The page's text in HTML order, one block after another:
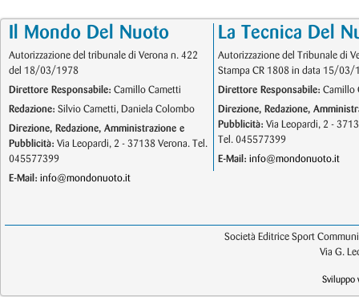
Il Mondo Del Nuoto
Autorizzazione del tribunale di Verona n. 422
del 18/03/1978
Direttore Responsabile: Camillo Cametti
Redazione: Silvio Cametti, Daniela Colombo
Direzione, Redazione, Amministrazione e
Pubblicità: Via Leopardi, 2 - 37138 Verona. Tel.
045577399
E-Mail: info@mondonuoto.it
La Tecnica Del
Autorizzazione del Tribunale di
Stampa CR 1808 in data 15/03/
Direttore Responsabile: Camillo
Direzione, Redazione,
Pubblicità: Via Leopardi, 2 -
Tel. 045577399
E-Mail: info@mondonuoto.it
Società Editrice Sport
Via G.
Sviluppo